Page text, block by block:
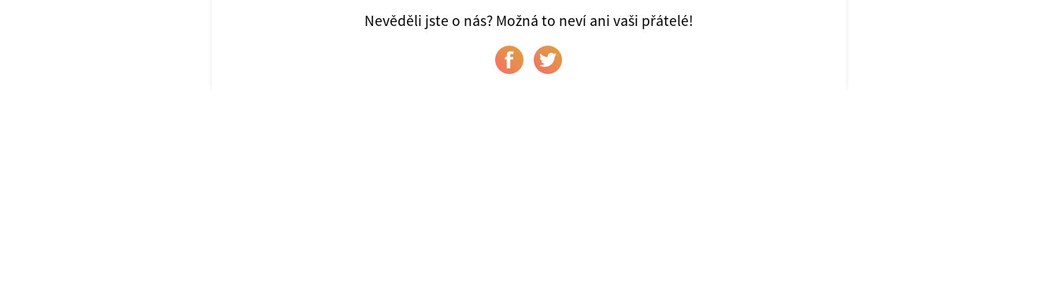
Nevěděli jste o nás? Možná to neví ani vaši přátelé!